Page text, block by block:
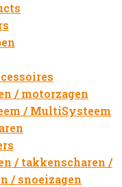
/ motorzagen
/ MultiSysteem
/ takkenscharen /
/ snoeizagen